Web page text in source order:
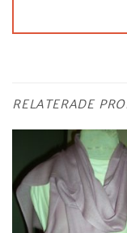
RELATERADE